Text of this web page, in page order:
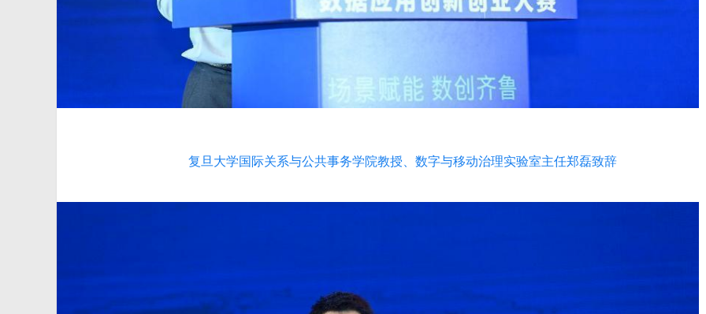
复旦大学国际关系与公共事务学院教授、数字与移动治理实验室主任郑磊致辞